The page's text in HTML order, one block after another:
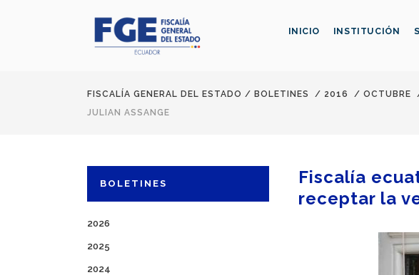
INICIO INSTITUCIÓN
FISCALÍA GENERAL DEL ESTADO / BOLETINES / 2016 / OCTUBRE
JULIAN ASSANGE
BOLETINES
2026
2025
2024
Fiscalía
receptar la